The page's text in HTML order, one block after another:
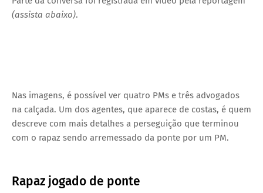
(assista abaixo).
Nas imagens, é possível ver quatro PMs e três advogados
na calçada. Um dos agentes, que aparece de costas, é quem
descreve com mais detalhes a perseguição que terminou
com o rapaz sendo arremessado da ponte por um PM.
Rapaz jogado de ponte